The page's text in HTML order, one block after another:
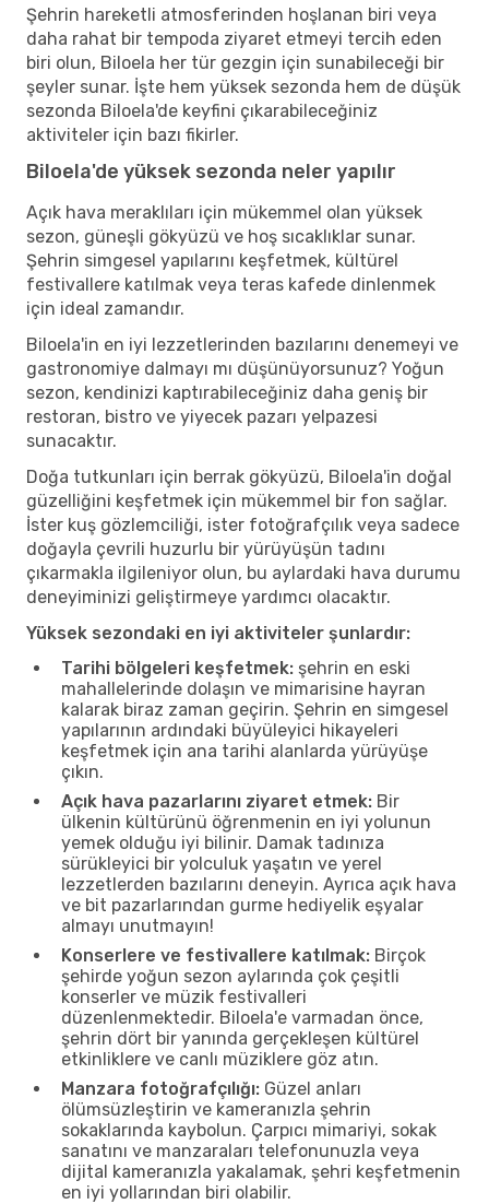
Şehrin hareketli atmosferinden hoşlanan biri veya
daha rahat bir tempoda ziyaret etmeyi tercih eden
biri olun, Biloela her tür gezgin için sunabileceği bir
şeyler sunar. İşte hem yüksek sezonda hem de düşük
sezonda Biloela'de keyfini çıkarabileceğiniz
aktiviteler için bazı fikirler.
Biloela'de yüksek sezonda neler yapılır
Açık hava meraklıları için mükemmel olan yüksek
sezon, güneşli gökyüzü ve hoş sıcaklıklar sunar.
Şehrin simgesel yapılarını keşfetmek, kültürel
festivallere katılmak veya teras kafede dinlenmek
için ideal zamandır.
Biloela'in en iyi lezzetlerinden bazılarını denemeyi ve
gastronomiye dalmayı mı düşünüyorsunuz? Yoğun
sezon, kendinizi kaptırabileceğiniz daha geniş bir
restoran, bistro ve yiyecek pazarı yelpazesi
sunacaktır.
Doğa tutkunları için berrak gökyüzü, Biloela'in doğal
güzelliğini keşfetmek için mükemmel bir fon sağlar.
İster kuş gözlemciliği, ister fotoğrafçılık veya sadece
doğayla çevrili huzurlu bir yürüyüşün tadını
çıkarmakla ilgileniyor olun, bu aylardaki hava durumu
deneyiminizi geliştirmeye yardımcı olacaktır.
Yüksek sezondaki en iyi aktiviteler şunlardır:
Tarihi bölgeleri keşfetmek: şehrin en eski
mahallelerinde dolaşın ve mimarisine hayran
kalarak biraz zaman geçirin. Şehrin en simgesel
yapılarının ardındaki büyüleyici hikayeleri
keşfetmek için ana tarihi alanlarda yürüyüşe
çıkın.
Açık hava pazarlarını ziyaret etmek: Bir
ülkenin kültürünü öğrenmenin en iyi yolunun
yemek olduğu iyi bilinir. Damak tadınıza
sürükleyici bir yolculuk yaşatın ve yerel
lezzetlerden bazılarını deneyin. Ayrıca açık hava
ve bit pazarlarından gurme hediyelik eşyalar
almayı unutmayın!
Konserlere ve festivallere katılmak: Birçok
şehirde yoğun sezon aylarında çok çeşitli
konserler ve müzik festivalleri
düzenlenmektedir. Biloela'e varmadan önce,
şehrin dört bir yanında gerçekleşen kültürel
etkinliklere ve canlı müziklere göz atın.
Manzara fotoğrafçılığı: Güzel anları
ölümsüzleştirin ve kameranızla şehrin
sokaklarında kaybolun. Çarpıcı mimariyi, sokak
sanatını ve manzaraları telefonunuzla veya
dijital kameranızla yakalamak, şehri keşfetmenin
en iyi yollarından biri olabilir.